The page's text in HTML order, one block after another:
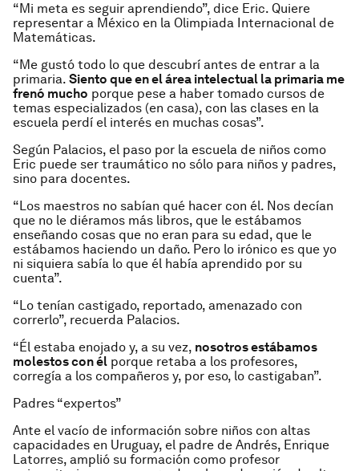
“Mi meta es seguir aprendiendo”, dice Eric. Quiere
representar a México en la Olimpiada Internacional de
Matemáticas.
“Me gustó todo lo que descubrí antes de entrar a la
primaria. Siento que en el área intelectual la primaria me
frenó mucho porque pese a haber tomado cursos de
temas especializados (en casa), con las clases en la
escuela perdí el interés en muchas cosas”.
Según Palacios, el paso por la escuela de niños como
Eric puede ser traumático no sólo para niños y padres,
sino para docentes.
“Los maestros no sabían qué hacer con él. Nos decían
que no le diéramos más libros, que le estábamos
enseñando cosas que no eran para su edad, que le
estábamos haciendo un daño. Pero lo irónico es que yo
ni siquiera sabía lo que él había aprendido por su
cuenta”.
“Lo tenían castigado, reportado, amenazado con
correrlo”, recuerda Palacios.
“Él estaba enojado y, a su vez, nosotros estábamos
molestos con él porque retaba a los profesores,
corregía a los compañeros y, por eso, lo castigaban”.
Padres “expertos”
Ante el vacío de información sobre niños con altas
capacidades en Uruguay, el padre de Andrés, Enrique
Latorres, amplió su formación como profesor